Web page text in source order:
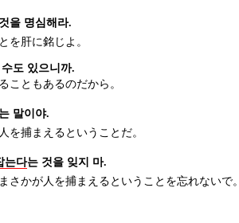
을 명심해라.
を肝に銘じよ。
도 있으니까.
こともあるのだから。
말이야.
を捕まえるということだ。
는다는 것을 잊지 마.
かが人を捕まえるということを忘れないで。